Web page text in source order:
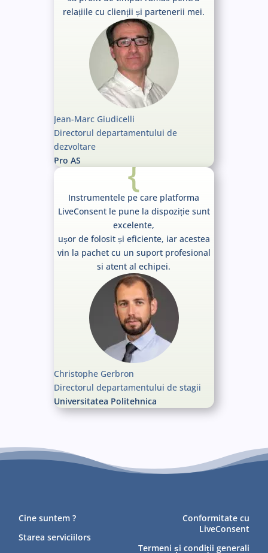
relațiile cu clienții și partenerii mei.
Jean-Marc Giudicelli
Directorul departamentului de
dezvoltare
Pro AS
{
Instrumentele pe care platforma
LiveConsent le pune la dispoziție sunt
excelente,
ușor de folosit și eficiente, iar acestea
vin la pachet cu un suport profesional
si atent al echipei.
Christophe Gerbron
Directorul departamentului de stagii
Universitatea Politehnica
Cine suntem ?
Starea serviciilors
Conformitate cu
LiveConsent
Termeni și condiții generali